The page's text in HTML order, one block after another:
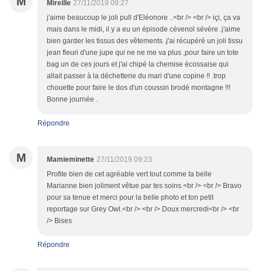
Mireille 27/11/2019 09:27
j'aime beaucoup le joli pull d'Eléonore ..<br /> <br /> içi, ça va
mais dans le midi, il y a eu un épisode cévenol sévère .j'aime
bien garder les tissus des vêtements .j'ai récupéré un joli tissu
jean fleuri d'une jupe qui ne ne me va plus ,pour faire un tote
bag un de ces jours et j'ai chipé la chemise écossaise qui
allait passer à la déchetterie du mari d'une copine !! .trop
chouette pour faire le dos d'un coussin brodé montagne !!!
Bonne journée .
Répondre
M Mamieminette 27/11/2019 09:23
Profite bien de cet agréable vert tout comme ta belle
Marianne bien joliment vêtue par tes soins.<br /> <br /> Bravo
pour sa tenue et merci pour la belle photo et ton petit
reportage sur Grey Owl.<br /> <br /> Doux mercredi<br /> <br
/> Bises
Répondre